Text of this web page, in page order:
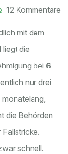
12 Kommentare
mit dem
liegt die
bei 6
nur drei
die Behörden
schnell.